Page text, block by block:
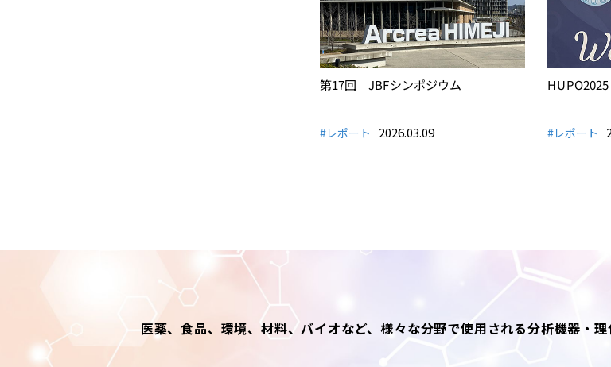
第17回 JBFシンポジウム
#レポート 2026.03.09
HUPO2025
#レポート
医薬、食品、環境、材料、バイオなど、様々な分野で使用される分析機器・